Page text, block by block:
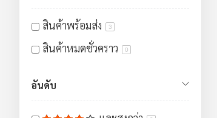
สินค้าพร้อมส่ง 3
สินค้าหมดชั่วคราว 0
อันดับ